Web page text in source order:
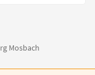
Mosbach